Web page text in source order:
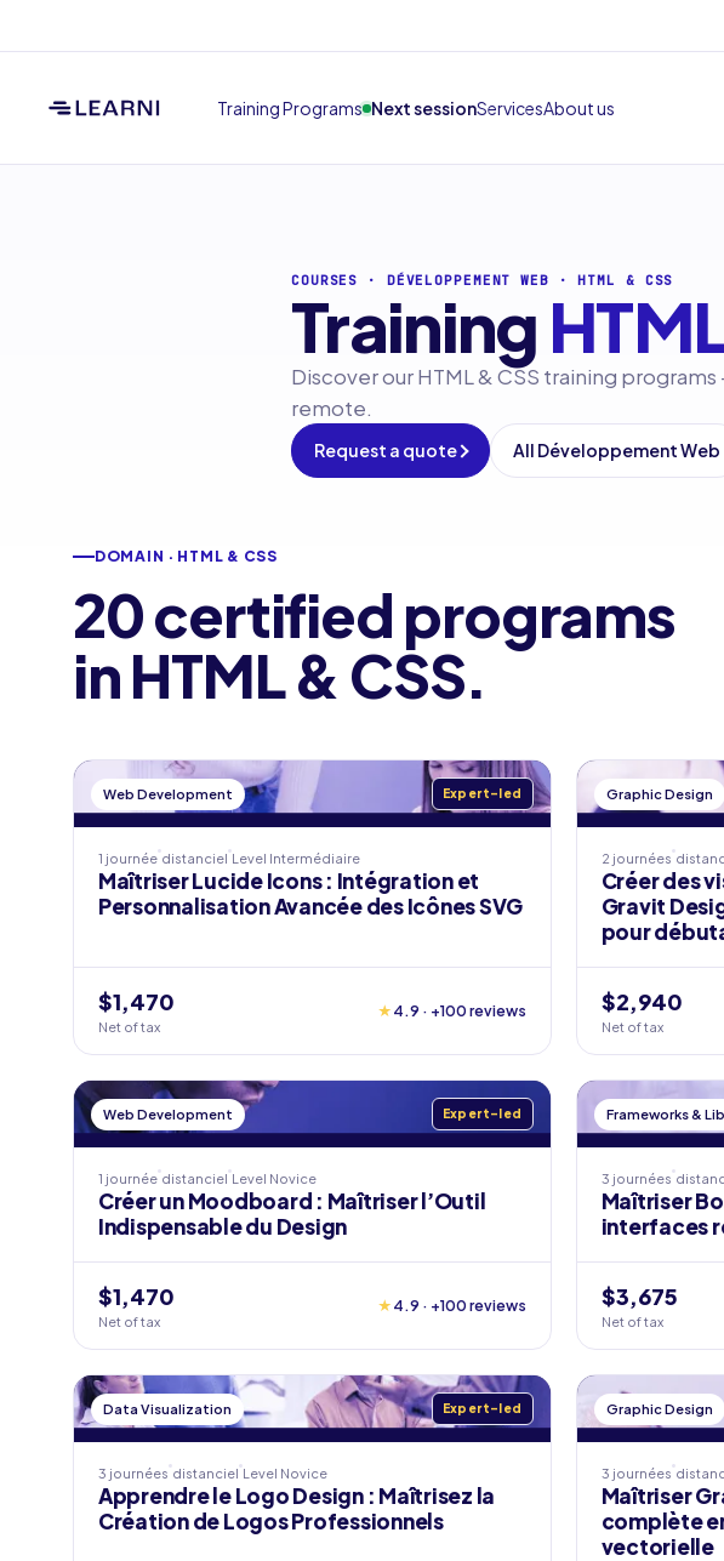
Training Programs Next sessionServicesAbout us
COURSES · DÉVELOPPEMENT WEB · HTML & CSS
Training
Discover our HTML & CSS training
remote.
Request a quote All Développement Web
DOMAIN · HTML & CSS
20 certified programs
in HTML & CSS.
Web Development Expert-led
1 journée distanciel Level Intermédiaire
Maîtriser Lucide Icons : Intégration et
Personnalisation Avancée des Icônes SVG
$1,470
Net of tax
★ 4.9 · +100 reviews
Graphic Design
2 journées
Créer des
Gravit
pour
$2,940
Net of tax
Web Development Expert-led
1 journée distanciel Level Novice
Créer un Moodboard : Maîtriser l’Outil
Indispensable du Design
$1,470
Net of tax
★ 4.9 · +100 reviews
Frameworks &
3 journées
Maîtriser
interfaces
$3,675
Net of tax
Data Visualization Expert-led
3 journées distanciel Level Novice
Apprendre le Logo Design : Maîtrisez la
Création de Logos Professionnels
Graphic Design
3 journées
Maîtriser
complète
vectorielle